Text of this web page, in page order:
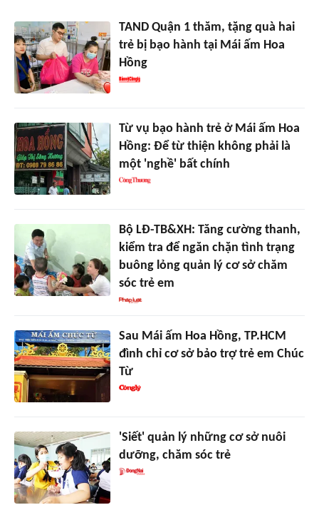
TAND Quận 1 thăm, tặng quà hai
trẻ bị bạo hành tại Mái ấm Hoa
Hồng
Từ vụ bạo hành trẻ ở Mái ấm Hoa
Hồng: Để từ thiện không phải là
một 'nghề' bất chính
Bộ LĐ-TB&XH: Tăng cường thanh,
kiểm tra để ngăn chặn tình trạng
buông lỏng quản lý cơ sở chăm
sóc trẻ em
Sau Mái ấm Hoa Hồng, TP.HCM
đình chỉ cơ sở bảo trợ trẻ em Chúc
Từ
'Siết' quản lý những cơ sở nuôi
dưỡng, chăm sóc trẻ